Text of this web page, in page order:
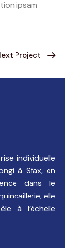
ipsam
Project
individuelle
à Sfax, en
dans le
elle
à l’échelle